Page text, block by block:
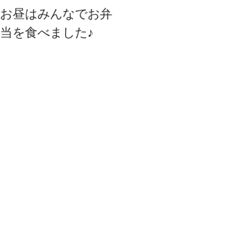
お昼はみんなでお弁
当を食べました♪